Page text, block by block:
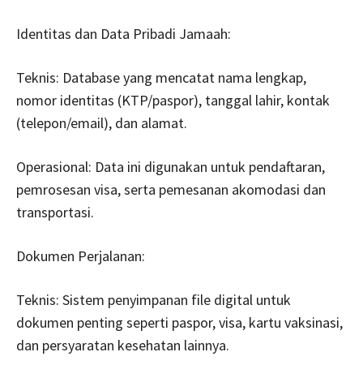
Identitas dan Data Pribadi Jamaah:
Teknis: Database yang mencatat nama lengkap,
nomor identitas (KTP/paspor), tanggal lahir, kontak
(telepon/email), dan alamat.
Operasional: Data ini digunakan untuk pendaftaran,
pemrosesan visa, serta pemesanan akomodasi dan
transportasi.
Dokumen Perjalanan:
Teknis: Sistem penyimpanan file digital untuk
dokumen penting seperti paspor, visa, kartu vaksinasi,
dan persyaratan kesehatan lainnya.